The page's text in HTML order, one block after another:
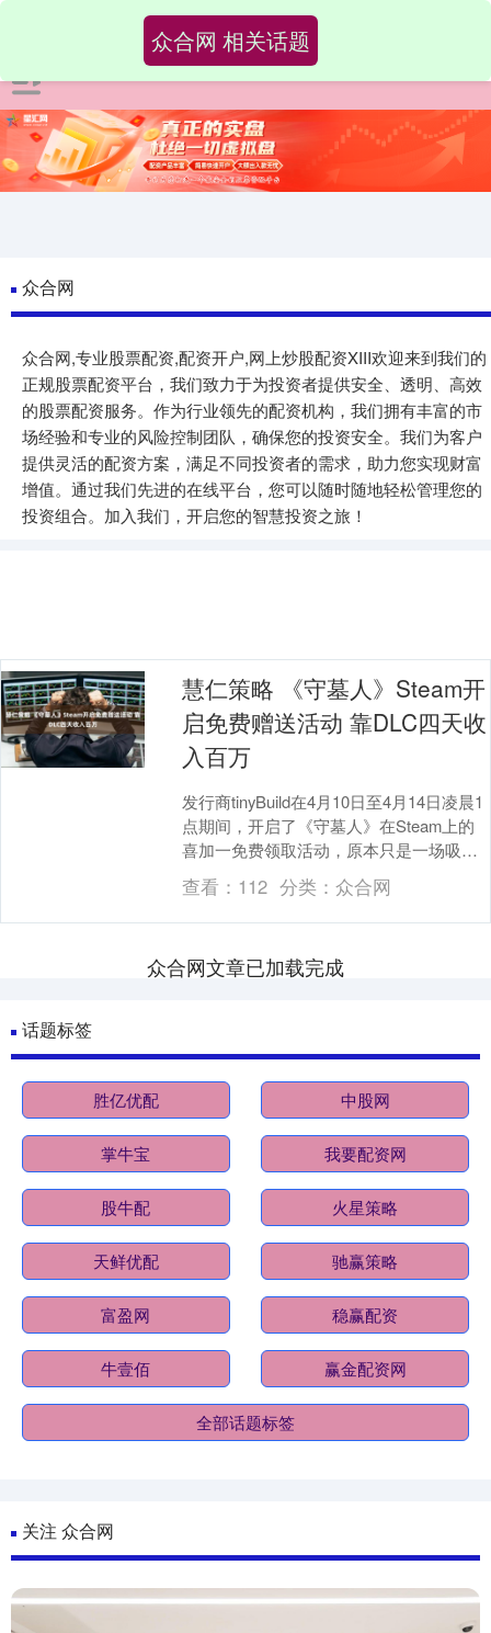
众合网
众合网,专业股票配资,配资开户,网上炒股配资XIII‌欢迎来到我们的
正规股票配资平台，我们致力于为投资者提供安全、透明、高效
的股票配资服务。作为行业领先的配资机构，我们拥有丰富的市
场经验和专业的风险控制团队，确保您的投资安全。我们为客户
提供灵活的配资方案，满足不同投资者的需求，助力您实现财富
增值。通过我们先进的在线平台，您可以随时随地轻松管理您的
投资组合。加入我们，开启您的智慧投资之旅！
众合网 相关话题
慧仁策略 《守墓人》Steam开
启免费赠送活动 靠DLC四天收
入百万
发行商tinyBuild在4月10日至4月14日凌晨1
点期间，开启了《守墓人》在Steam上的
喜加一免费领取活动，原本只是一场吸引
玩家的宣传活动，没想竟在此期间....
查看： 112 分类： 众合网
众合网文章已加载完成
话题标签
胜亿优配 中股网
掌牛宝 我要配资网
股牛配 火星策略
天鲜优配 驰赢策略
富盈网 稳赢配资
牛壹佰 赢金配资网
全部话题标签
关注 众合网